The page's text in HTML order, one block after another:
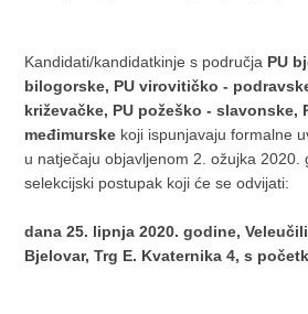
Kandidati/kandidatkinje s područja PU
bilogorske, PU virovitičko -
križevačke, PU požeško - slavonske,
međimurske koji ispunjavaju formalne
u natječaju objavljenom 2. ožujka 2020.
selekcijski postupak koji će se odvijati:
dana 25. lipnja 2020. godine,
Bjelovar, Trg E. Kvaternika 4, s